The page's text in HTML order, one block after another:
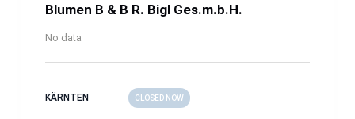
Blumen B & B R. Bigl Ges.m.b.H.
No data
KÄRNTEN CLOSED NOW